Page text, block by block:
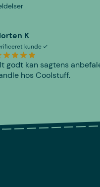
K
kunde
godt kan sagtens
hos Coolstuff.